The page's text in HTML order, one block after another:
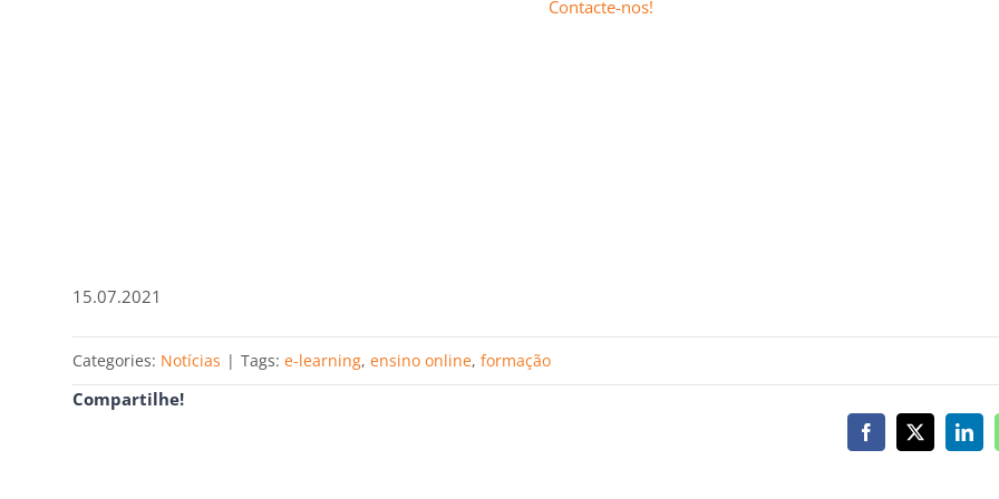
Contacte-nos!
15.07.2021
Categories: Notícias | Tags: e-learning, ensino online, formação
Compartilhe!
Facebook
X